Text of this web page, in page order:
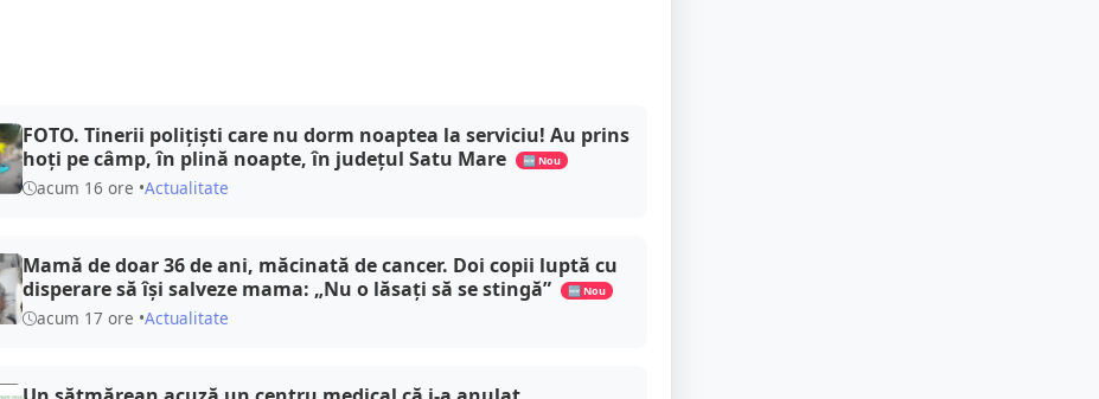
FOTO. Tinerii polițiști care nu dorm noaptea la serviciu! Au prins
hoți pe câmp, în plină noapte, în județul Satu Mare
🆕 Nou
acum 16 ore •Actualitate
Mamă de doar 36 de ani, măcinată de cancer. Doi copii luptă cu
disperare să își salveze mama: „Nu o lăsați să se stingă”
🆕 Nou
acum 17 ore •Actualitate